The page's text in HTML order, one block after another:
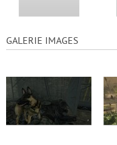
GALERIE IMAGES